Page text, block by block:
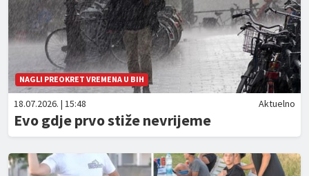
NAGLI PREOKRET VREMENA U BIH
18.07.2026. | 15:48 Aktuelno
Evo gdje prvo stiže nevrijeme